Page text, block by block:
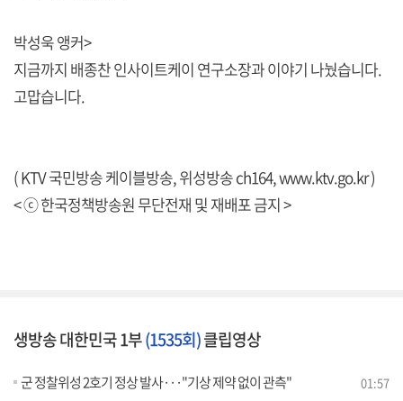
박성욱 앵커>
지금까지 배종찬 인사이트케이 연구소장과 이야기 나눴습니다.
고맙습니다.
( KTV 국민방송 케이블방송, 위성방송 ch164,www.ktv.go.kr)
< ⓒ 한국정책방송원 무단전재 및 재배포 금지 >
생방송 대한민국 1부(1535회)클립영상
군 정찰위성 2호기 정상 발사···"기상 제약 없이 관측" 01:57